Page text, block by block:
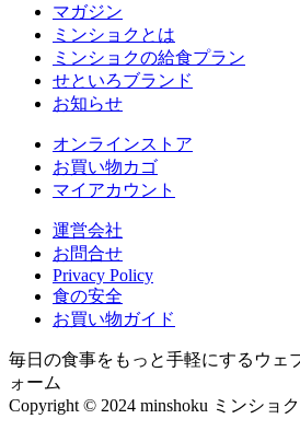
マガジン
ミンショクとは
ミンショクの給食プラン
せといろブランド
お知らせ
オンラインストア
お買い物カゴ
マイアカウント
運営会社
お問合せ
Privacy Policy
食の安全
お買い物ガイド
毎日の食事をもっと手軽にするウェ
ォーム
Copyright © 2024 minshoku ミンショ